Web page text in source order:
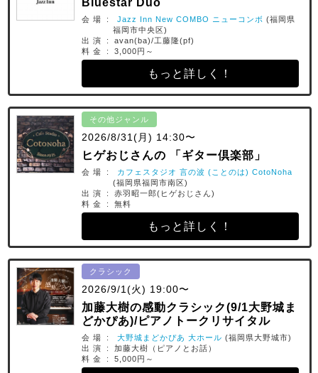
Bluestar Duo
会 場 : Jazz Inn New COMBO ニューコンボ (福岡県
福岡市中央区)
出 演 : avan(ba)/工藤隆(pf)
料 金 : 3,000円～
もっと詳しく！
その他ジャンル
2026/8/31(月) 14:30〜
ヒゲおじさんの 「ギター倶楽部」
会 場 :
カフェスタジオ 言の波 (ことのは) CotoNoha
(福岡県福岡市南区)
出 演 : 赤羽昭一郎(ヒゲおじさん)
料 金 : 無料
もっと詳しく！
クラシック
2026/9/1(火) 19:00〜
加藤大樹の感動クラシック(9/1大野城ま
どかぴあ)/ピアノトークリサイタル
会 場 : 大野城まどかぴあ 大ホール (福岡県大野城市)
出 演 : 加藤大樹（ピアノとお話）
料 金 : 5,000円～